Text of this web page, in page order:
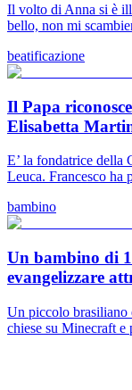
Il volto di Anna si è
bello, non mi
beatificazione
Il Papa
Elisabetta
E’ la fondatrice della
Leuca. Francesco ha
bambino
Un bambino di
evangelizzare
Un piccolo brasiliano
chiese su Minecraft